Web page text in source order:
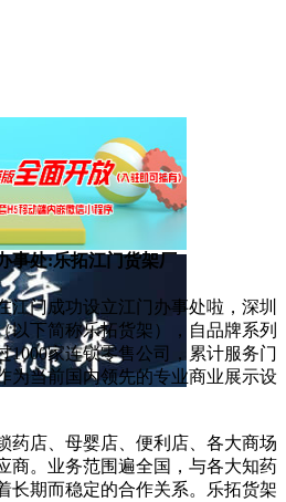
事处:乐拓江门货架厂
江门成功设立江门办事处啦，深圳
以下简称乐拓货架），自品牌系列
1000家连锁零售公司，累计服务门
为当前国内领先的专业商业展示设
药店、母婴店、便利店、各大商场
商。业务范围遍全国，与各大知药
长期而稳定的合作关系。乐拓货架